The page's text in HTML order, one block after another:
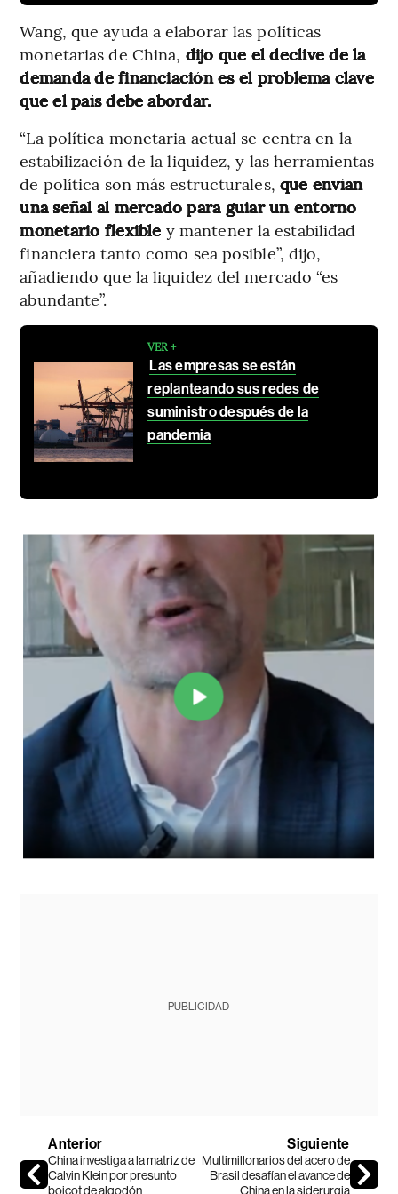
Wang, que ayuda a elaborar las políticas
monetarias de China, dijo que el declive de la
demanda de financiación es el problema clave
que el país debe abordar.
“La política monetaria actual se centra en la
estabilización de la liquidez, y las herramientas
de política son más estructurales, que envían
una señal al mercado para guiar un entorno
monetario flexible y mantener la estabilidad
financiera tanto como sea posible”, dijo,
añadiendo que la liquidez del mercado “es
abundante”.
VER +
Las empresas se están
replanteando sus redes de
suministro después de la
pandemia
PUBLICIDAD
Anterior
China investiga a la matriz de
Calvin Klein por presunto
boicot de algodón
Siguiente
Multimillonarios del acero de
Brasil desafían el avance de
China en la siderurgia